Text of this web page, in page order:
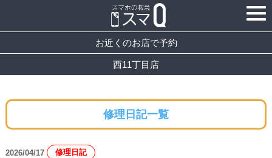
お近くのお店で予約
西11丁目店
修理日記一覧
2026/04/17 修理日記